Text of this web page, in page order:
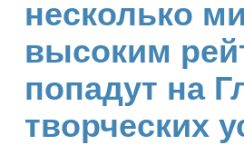
несколько
высоким
попадут на
творческих